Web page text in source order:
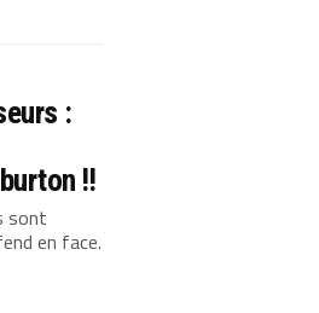
:
!!
sont
en face.